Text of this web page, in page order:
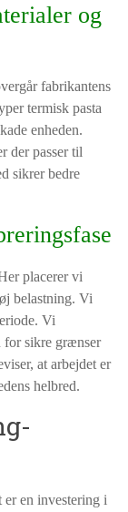
og
fabrikantens
termisk pasta
enheden.
der passer til
sikrer bedre
placerer vi
belastning. Vi
Vi
for sikre grænser
at arbejdet er
helbred.
en investering i